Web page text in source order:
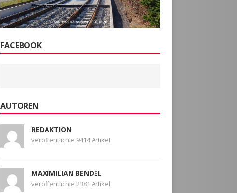
FACEBOOK
AUTOREN
REDAKTION
veröffentlichte 9414 Artikel
MAXIMILIAN BENDEL
veröffentlichte 2381 Artikel